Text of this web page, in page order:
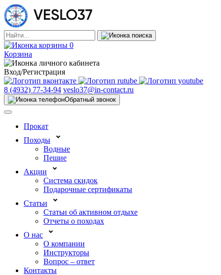
0
Корзина
Вход/Регистрация
8 (4932) 77-34-94 veslo37@in-contact.ru
Обратный звонок
Прокат
Походы
Водные
Пешие
Акции
Система скидок
Подарочные сертификаты
Статьи
Статьи об активном отдыхе
Отчеты о походах
О нас
О компании
Инструкторы
Вопрос – ответ
Контакты